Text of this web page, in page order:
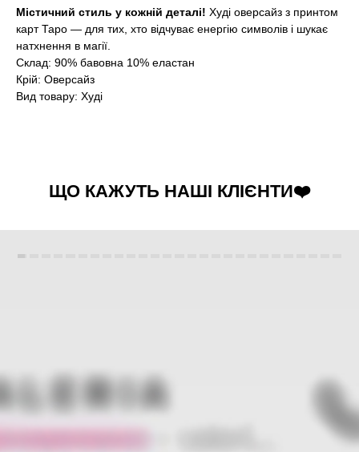
Містичний стиль у кожній деталі! Худі оверсайз з принтом
карт Таро — для тих, хто відчуває енергію символів і шукає
натхнення в магії.
Склад: 90% бавовна 10% еластан
Крій: Оверсайз
Вид товару: Худі
ЩО КАЖУТЬ НАШІ КЛІЄНТИ❤️